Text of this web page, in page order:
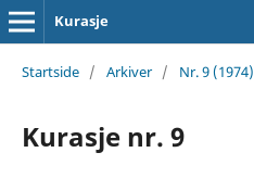
Kurasje
Startside / Arkiver / Nr. 9 (1974)
Kurasje nr. 9